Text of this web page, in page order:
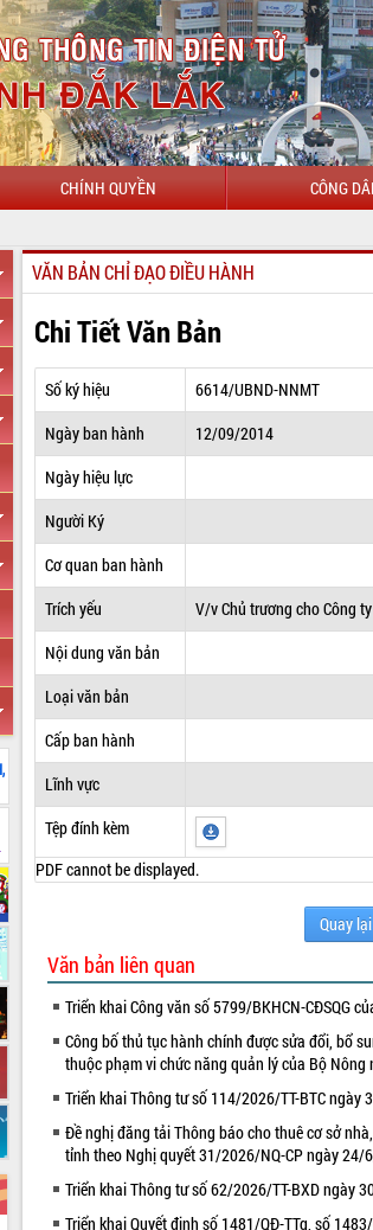
CHÍNH QUYỀN CÔNG
VĂN BẢN CHỈ ĐẠO ĐIỀU HÀNH
Chi Tiết Văn Bản
Số ký hiệu
6614/UBND-NNMT
Ngày ban hành
12/09/2014
Ngày hiệu lực
Người Ký
Cơ quan ban hành
Trích yếu
V/v Chủ trương cho Công
Nội dung văn bản
Loại văn bản
Cấp ban hành
Lĩnh vực
Tệp đính kèm
PDF cannot be displayed.
Quay lại
Văn bản liên quan
Triển khai Công văn số 5799/BKHCN-CĐSQG
Công bố thủ tục hành chính được sửa đổi, bổ
thuộc phạm vi chức năng quản lý của Bộ Nông
Triển khai Thông tư số 114/2026/TT-BTC
Đề nghị đăng tải Thông báo cho thuê cơ sở
tỉnh theo Nghị quyết 31/2026/NQ-CP ngày 24/
Triển khai Thông tư số 62/2026/TT-BXD ngày
Triển khai Quyết định số 1481/QĐ-TTg, số